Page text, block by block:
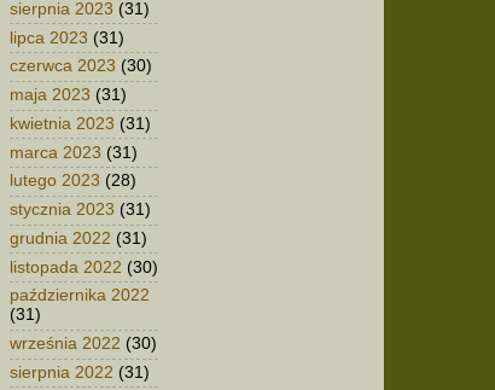
sierpnia 2023 (31)
lipca 2023 (31)
czerwca 2023 (30)
maja 2023 (31)
kwietnia 2023 (31)
marca 2023 (31)
lutego 2023 (28)
stycznia 2023 (31)
grudnia 2022 (31)
listopada 2022 (30)
października 2022
(31)
września 2022 (30)
sierpnia 2022 (31)